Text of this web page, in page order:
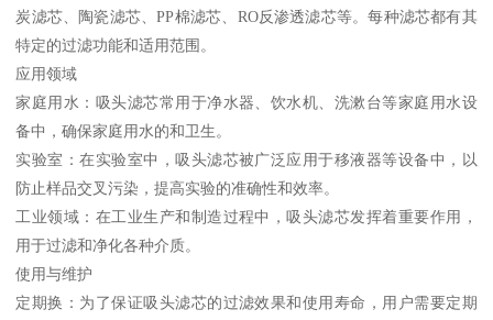
炭滤芯、陶瓷滤芯、PP棉滤芯、RO反渗透滤芯等。每种滤芯都有其
特定的过滤功能和适用范围。
应用领域
家庭用水：吸头滤芯常用于净水器、饮水机、洗漱台等家庭用水设
备中，确保家庭用水的和卫生。
实验室：在实验室中，吸头滤芯被广泛应用于移液器等设备中，以
防止样品交叉污染，提高实验的准确性和效率。
工业领域：在工业生产和制造过程中，吸头滤芯发挥着重要作用，
用于过滤和净化各种介质。
使用与维护
定期换：为了保证吸头滤芯的过滤效果和使用寿命，用户需要定期